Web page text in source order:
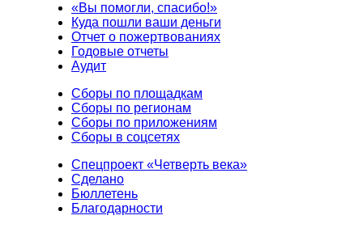
«Вы помогли, спасибо!»
Куда пошли ваши деньги
Отчет о пожертвованиях
Годовые отчеты
Аудит
Сборы по площадкам
Сборы по регионам
Сборы по приложениям
Сборы в соцсетях
Спецпроект «Четверть века»
Сделано
Бюллетень
Благодарности